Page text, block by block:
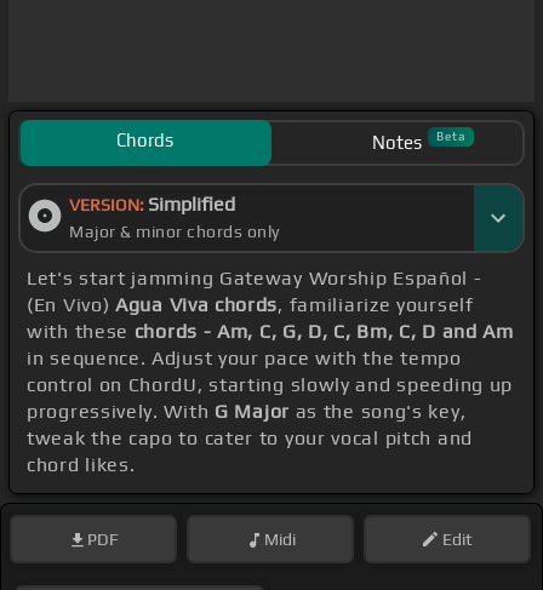
Chords Notes Beta
VERSION: Simplified
Major & minor chords only
Let's start jamming Gateway Worship Español -
(En Vivo) Agua Viva chords, familiarize yourself
with these chords - Am, C, G, D, C, Bm, C, D and Am
in sequence. Adjust your pace with the tempo
control on ChordU, starting slowly and speeding up
progressively. With G Major as the song's key,
tweak the capo to cater to your vocal pitch and
chord likes.
PDF Midi Edit